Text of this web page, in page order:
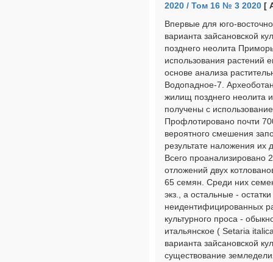
2020 / Том 16 № 3 2020 [
Впервые для юго-
варианта зайсановской
позднего неолита
использования растений
основе анализа
Водопадное-7.
жилищ позднего неолита
получены с
Профлотировано почти
вероятного смешения
результате наложения их
Всего проанализировано
отложений двух
65 семян. Среди них
экз., а остальные -
неидентифицированных
культурного проса -
итальянское ( Setaria
варианта зайсановской
существование